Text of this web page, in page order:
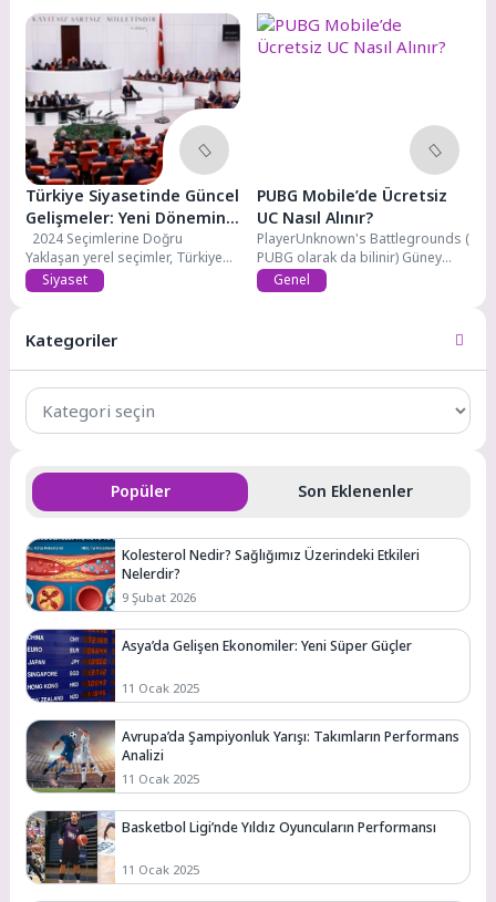
Türkiye Siyasetinde Güncel
Gelişmeler: Yeni Dönemin
Dinamikleri
2024 Seçimlerine Doğru
Yaklaşan yerel seçimler, Türkiye
siyaseti nin...
Siyaset
PUBG Mobile’de Ücretsiz
UC Nasıl Alınır?
PlayerUnknown's Battlegrounds (
PUBG olarak da bilinir) Güney
Koreli şirket...
Genel
Kategoriler
Kategoriler
Popüler Son Eklenenler
Kolesterol Nedir? Sağlığımız Üzerindeki Etkileri
Nelerdir?
9 Şubat 2026
Asya’da Gelişen Ekonomiler: Yeni Süper Güçler
11 Ocak 2025
Avrupa’da Şampiyonluk Yarışı: Takımların Performans
Analizi
11 Ocak 2025
Basketbol Ligi’nde Yıldız Oyuncuların Performansı
11 Ocak 2025